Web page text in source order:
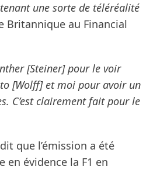
une sorte de téléréalité
Britannique au Financial
[Steiner] pour le voir
[Wolff] et moi pour avoir un
C’est clairement fait pour le
que l’émission a été
évidence la F1 en